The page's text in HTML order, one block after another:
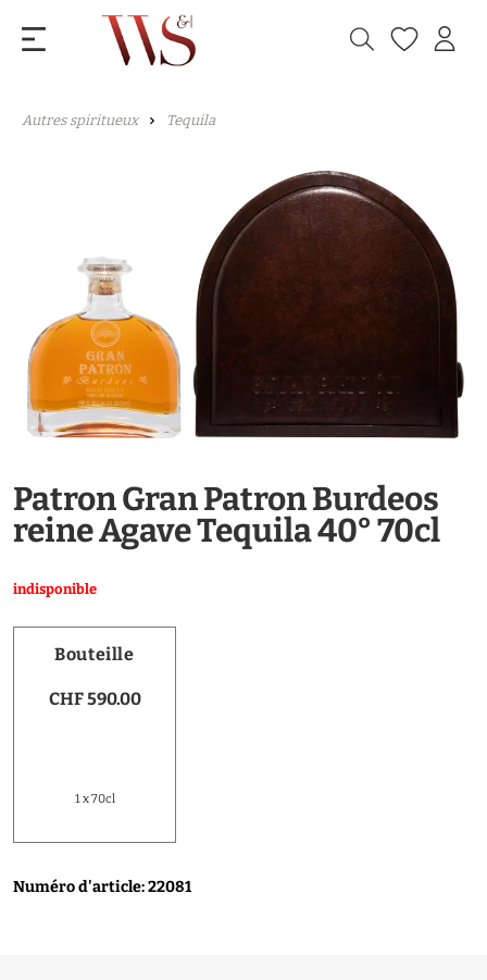
Autres spiritueux Tequila
Patron Gran Patron Burdeos
reine Agave Tequila 40° 70cl
indisponible
Bouteille
CHF 590.00
1 x 70cl
Numéro d'article: 22081